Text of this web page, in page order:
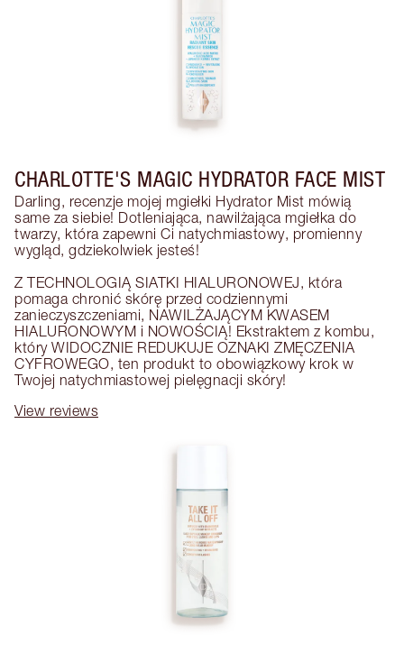
CHARLOTTE'S MAGIC HYDRATOR FACE MIST
Darling, recenzje mojej mgiełki Hydrator Mist mówią
same za siebie! Dotleniająca, nawilżająca mgiełka do
twarzy, która zapewni Ci natychmiastowy, promienny
wygląd, gdziekolwiek jesteś!
Z TECHNOLOGIĄ SIATKI HIALURONOWEJ, która
pomaga chronić skórę przed codziennymi
zanieczyszczeniami, NAWILŻAJĄCYM KWASEM
HIALURONOWYM i NOWOŚCIĄ! Ekstraktem z kombu,
który WIDOCZNIE REDUKUJE OZNAKI ZMĘCZENIA
CYFROWEGO, ten produkt to obowiązkowy krok w
Twojej natychmiastowej pielęgnacji skóry!
View reviews